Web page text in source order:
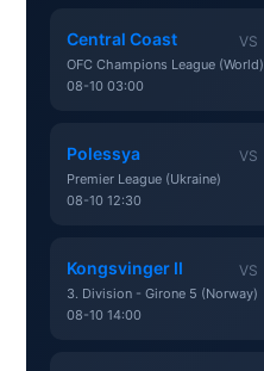
Central Coast VS
OFC Champions League (World)
08-10 03:00
Polessya VS
Premier League (Ukraine)
08-10 12:30
Kongsvinger II VS
3. Division - Girone 5 (Norway)
08-10 14:00